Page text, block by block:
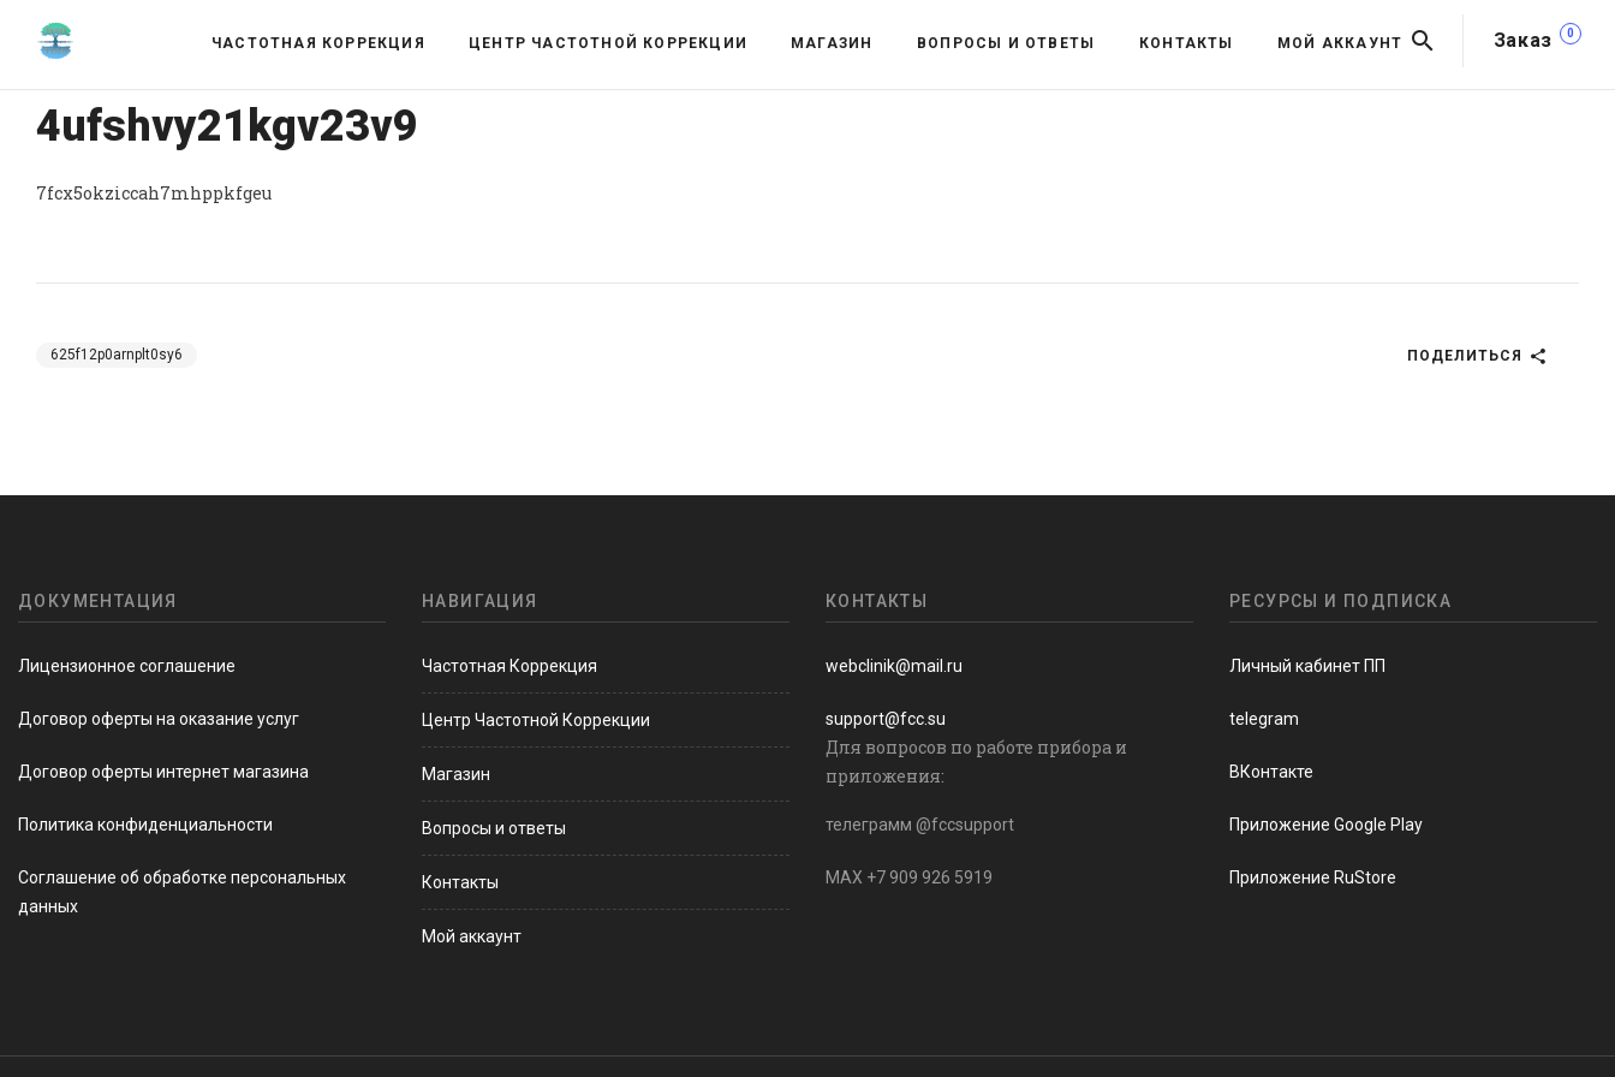
Заказ 0
ЧАСТОТНАЯ КОРРЕКЦИЯ ЦЕНТР ЧАСТОТНОЙ КОРРЕКЦИИ МАГАЗИН ВОПРОСЫ И ОТВЕТЫ КОНТАКТЫ МОЙ АККАУНТ
4ufshvy21kgv23v9
7fcx5okziccah7mhppkfgeu
625f12p0arnplt0sy6 ПОДЕЛИТЬСЯ
ДОКУМЕНТАЦИЯ
Лицензионное соглашение
Договор оферты на оказание услуг
Договор оферты интернет магазина
Политика конфиденциальности
Соглашение об обработке персональных
данных
НАВИГАЦИЯ
Частотная Коррекция
Центр Частотной Коррекции
Магазин
Вопросы и ответы
Контакты
Мой аккаунт
КОНТАКТЫ
webclinik@mail.ru
support@fcc.su
Для вопросов по работе прибора и
приложения:
телеграмм @fccsupport
MAX +7 909 926 5919
РЕСУРСЫ И ПОДПИСКА
Личный кабинет ПП
telegram
ВКонтакте
Приложение Google Play
Приложение RuStore